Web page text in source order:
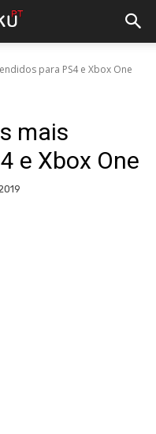
para PS4 e Xbox One
mais
e Xbox One